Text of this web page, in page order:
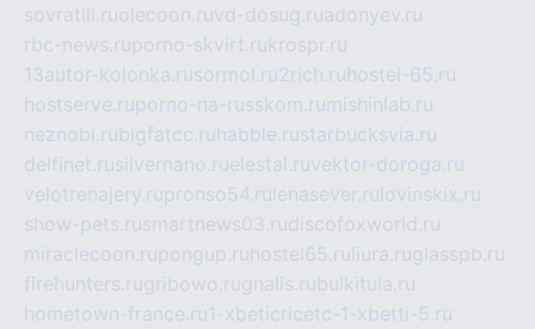
sovratili.ruolecoon.ruvd-dosug.ruadonyev.ru
rbc-news.ruporno-skvirt.rukrospr.ru
13autor-kolonka.rusormol.ru2rich.ru hostel-65.ru
hostserve.ruporno-na-russkom.ru mishinlab.ru
neznobi.rubigfatcc.ru habble.rustarbucksvia.ru
delfinet.rusilvernano.ruelestal.ruvektor-doroga.ru
velotrenajery.rupronso54.ru lenasever.ru lovinskix.ru
show-pets.rusmartnews03.rudiscofoxworld.ru
miraclecoon.rupongup.ru hostel65.ru liura.ruglasspb.ru
firehunters.rugribowo.rugnalis.rubulkitula.ru
hometown-france.ru1-xbeticricetc-1-xbetti-5.ru